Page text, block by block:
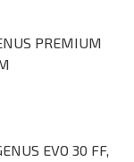
PREMIUM
EVO 30 FF,